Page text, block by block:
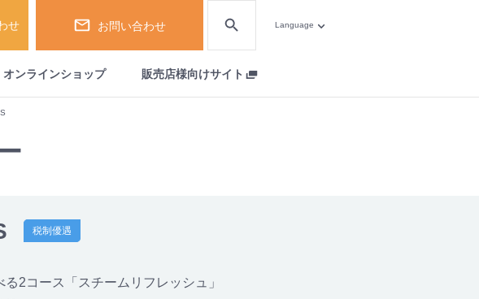
せ お問い合わせ Language
オンラインショップ 販売店様向けサイト
税制優遇
る2コース「スチームリフレッシュ」